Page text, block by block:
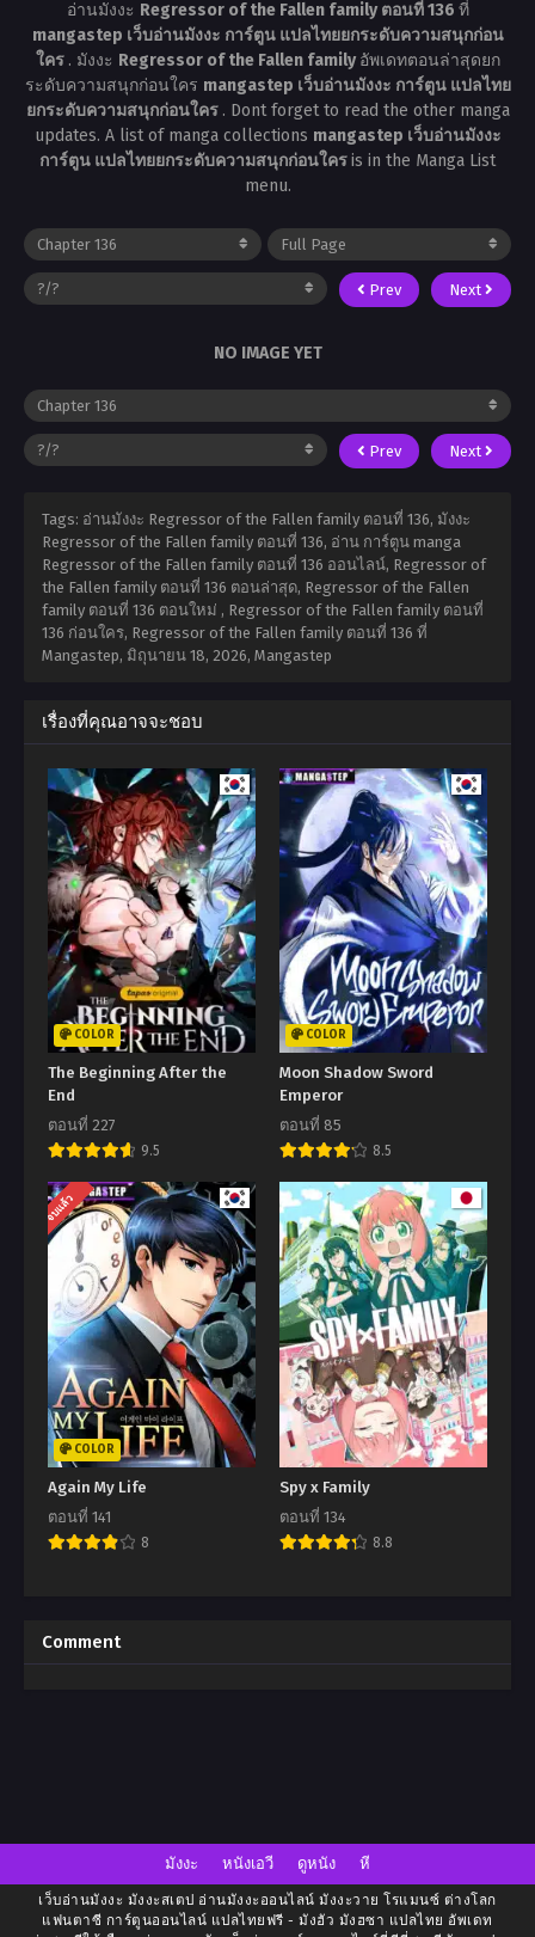
อ่านมังงะ Regressor of the Fallen family ตอนที่ 136 ที่
mangastep เว็บอ่านมังงะ การ์ตูน แปลไทยยกระดับความสนุกก่อน
ใคร . มังงะ Regressor of the Fallen familyอัพเดทตอนล่าสุดยก
ระดับความสนุกก่อนใคร mangastep เว็บอ่านมังงะ การ์ตูน แปลไทย
ยกระดับความสนุกก่อนใคร . Dont forget to read the other manga
updates. A list of manga collections mangastep เว็บอ่านมังงะ
การ์ตูน แปลไทยยกระดับความสนุกก่อนใครis in the Manga List
menu.
Prev Next
NO IMAGE YET
Prev Next
Tags: อ่านมังงะ Regressor of the Fallen family ตอนที่ 136, มังงะ
Regressor of the Fallen family ตอนที่ 136, อ่าน การ์ตูน manga
Regressor of the Fallen family ตอนที่ 136 ออนไลน์, Regressor of
the Fallen family ตอนที่ 136 ตอนล่าสุด, Regressor of the Fallen
family ตอนที่ 136 ตอนใหม่ , Regressor of the Fallen family ตอนที่
136 ก่อนใคร, Regressor of the Fallen family ตอนที่ 136 ที่
Mangastep, มิถุนายน 18, 2026, Mangastep
เรื่องที่คุณอาจจะชอบ
COLOR
The Beginning After the
End
ตอนที่ 227
9.5
COLOR
Moon Shadow Sword
Emperor
ตอนที่ 85
8.5
จบแล้ว
COLOR
Again My Life
ตอนที่ 141
8
Spy x Family
ตอนที่ 134
8.8
Comment
มังงะ หนังเอวี ดูหนัง หี
เว็บอ่านมังงะ มังงะสเตป อ่านมังงะออนไลน์ มังงะวาย โรแมนซ์ ต่างโลก
แฟนตาซี การ์ตูนออนไลน์ แปลไทยฟรี - มังฮัว มังฮซา แปลไทย อัพเดท